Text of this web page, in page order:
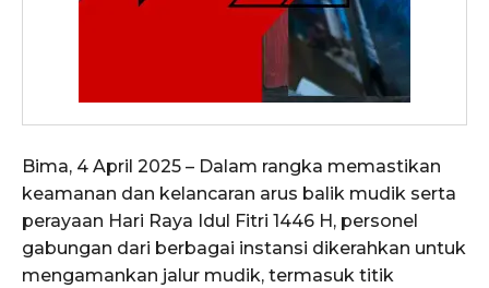
Bima, 4 April 2025 – Dalam rangka memastikan
keamanan dan kelancaran arus balik mudik serta
perayaan Hari Raya Idul Fitri 1446 H, personel
gabungan dari berbagai instansi dikerahkan untuk
mengamankan jalur mudik, termasuk titik